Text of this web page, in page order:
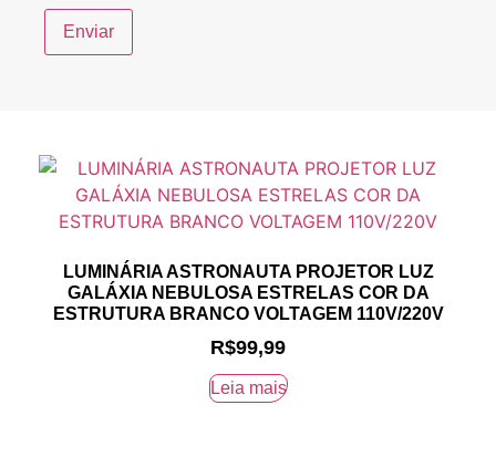
LUMINÁRIA ASTRONAUTA PROJETOR LUZ
GALÁXIA NEBULOSA ESTRELAS COR DA
ESTRUTURA BRANCO VOLTAGEM 110V/220V
R$99,99
Leia mais